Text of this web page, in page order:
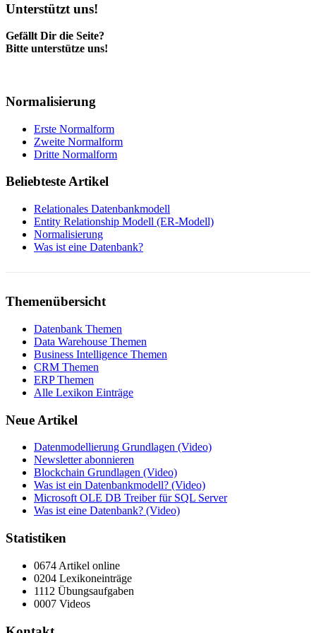
Unterstützt uns!
Gefällt Dir die Seite?
Bitte unterstütze uns!
Normalisierung
Erste Normalform
Zweite Normalform
Dritte Normalform
Beliebteste Artikel
Relationales Datenbankmodell
Entity Relationship Modell (ER-Modell)
Normalisierung
Was ist eine Datenbank?
Themenübersicht
Datenbank Themen
Data Warehouse Themen
Business Intelligence Themen
CRM Themen
ERP Themen
Alle Lexikon Einträge
Neue Artikel
Datenmodellierung Grundlagen (Video)
Newsletter abonnieren
Blockchain Grundlagen (Video)
Was ist ein Datenbankmodell? (Video)
Microsoft OLE DB Treiber für SQL Server
Was ist eine Datenbank? (Video)
Statistiken
0674 Artikel online
0204 Lexikoneinträge
1112 Übungsaufgaben
0007 Videos